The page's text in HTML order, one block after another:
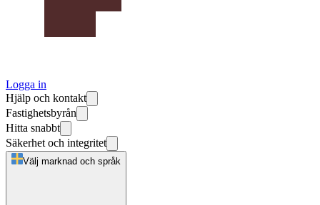
Logga in
Hjälp och kontakt
Fastighetsbyrån
Hitta snabbt
Säkerhet och integritet
Välj marknad och språk